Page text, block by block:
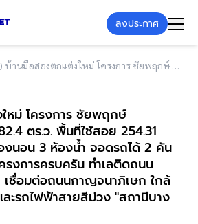
ลงประกาศ
(B8017) บ้านมือสองตกแต่งใหม่ โครงการ ชัยพฤกษ์ บางบัวทอง เนื้อที่ 82.4 ตร.ว. พื้นที่ใช้สอย 254.31 ตร.ม. ฟังก์ชัน 3 ห้องนอน 3 ห้องน้ำ จอดรถได้ 2 คัน พร้อม Facilities โครงการครบครัน ทำเลติดถนนบางกรวย-ไทรน้อย เชื่อมต่อถนนกาญจนาภิเษก ใกล้เซ็นทรัลเวสต์เกต และรถไฟฟ้าสายสีม่วง "สถานีบางพลู"
หม่ โครงการ ชัยพฤกษ์
ตร.ว. พื้นที่ใช้สอย 254.31
นอน 3 ห้องน้ำ จอดรถได้ 2 คัน
งการครบครัน ทำเลติดถนน
เชื่อมต่อถนนกาญจนาภิเษก ใกล้
ละรถไฟฟ้าสายสีม่วง "สถานีบาง